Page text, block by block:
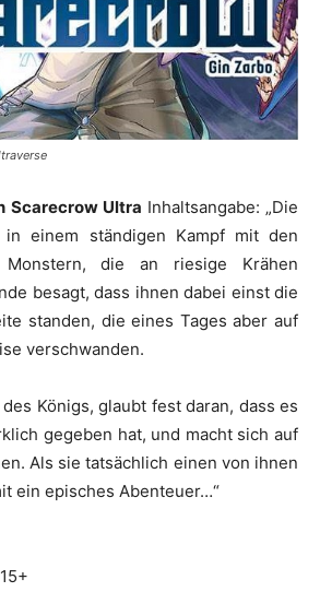
Scarecrow Ultra Inhaltsangabe: „Die
in einem ständigen Kampf mit den
Monstern, die an riesige Krähen
besagt, dass ihnen dabei einst die
standen, die eines Tages aber auf
verschwanden.
Königs, glaubt fest daran, dass es
gegeben hat, und macht sich auf
Als sie tatsächlich einen von ihnen
ein episches Abenteuer…“